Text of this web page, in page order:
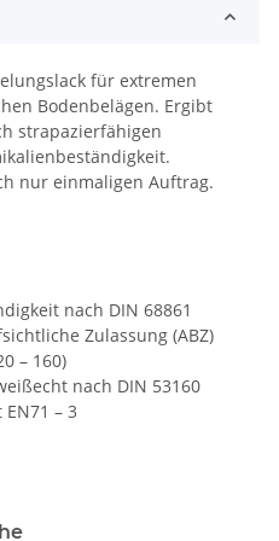
für extremen
Bodenbelägen. Ergibt
strapazierfähigen
nur einmaligen Auftrag.
nach DIN 68861
Zulassung (ABZ)
– 160)
nach DIN 53160
– 3